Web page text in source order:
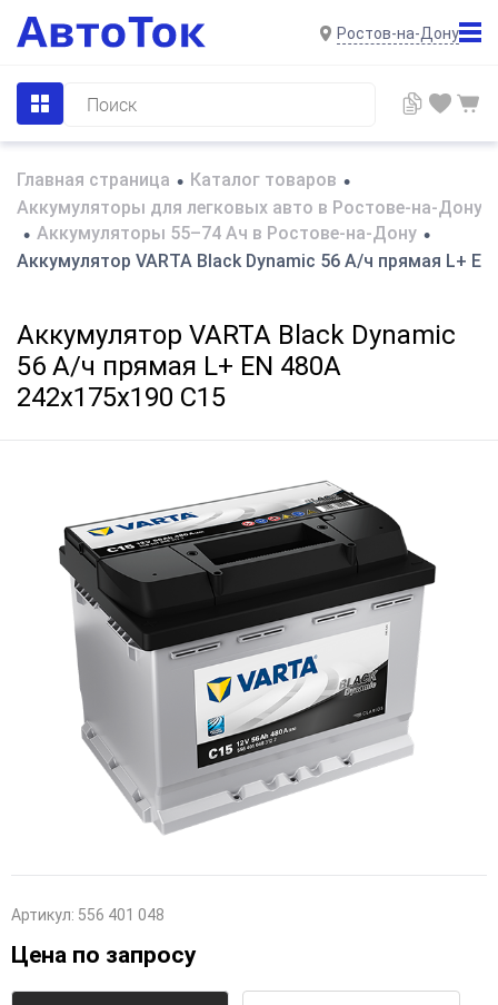
Ростов-на-Дону
Главная страница • Каталог товаров •
Аккумуляторы для легковых авто в Ростове-на-Дону
• Аккумуляторы 55–74 Ач в Ростове-на-Дону •
Аккумулятор VARTA Black Dynamic 56 А/ч прямая L+
Аккумулятор VARTA Black Dynamic
56 А/ч прямая L+ EN 480A
242x175x190 C15
Артикул: 556 401 048
Цена по запросу